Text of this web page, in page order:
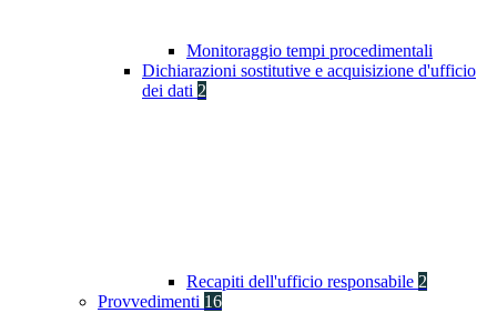
Monitoraggio tempi procedimentali
Dichiarazioni sostitutive e acquisizione d'ufficio
dei dati 2
Recapiti dell'ufficio responsabile 2
Provvedimenti 16